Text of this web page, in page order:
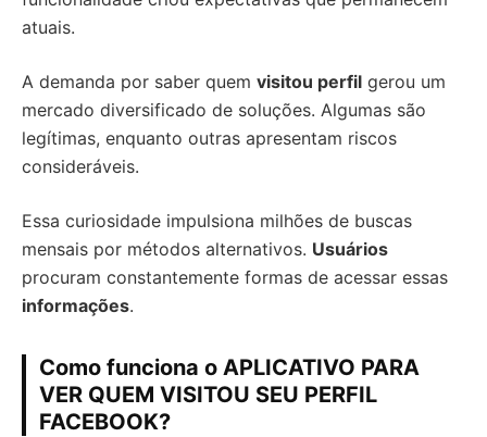
atuais.
A demanda por saber quem visitou perfil gerou um
mercado diversificado de soluções. Algumas são
legítimas, enquanto outras apresentam riscos
consideráveis.
Essa curiosidade impulsiona milhões de buscas
mensais por métodos alternativos. Usuários
procuram constantemente formas de acessar essas
informações.
Como funciona o APLICATIVO PARA
VER QUEM VISITOU SEU PERFIL
FACEBOOK?